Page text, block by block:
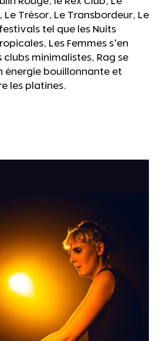
Trésor, Le Transbordeur, Le
tel que les Nuits
Les Femmes s’en
clubs minimalistes, Rag se
énergie bouillonnante et
les platines.